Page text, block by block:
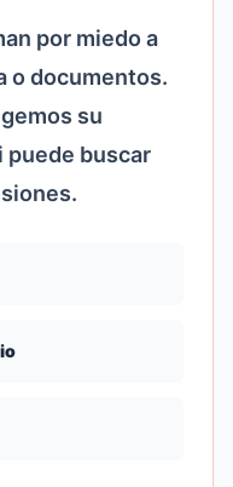
por miedo a
o documentos.
su
puede buscar